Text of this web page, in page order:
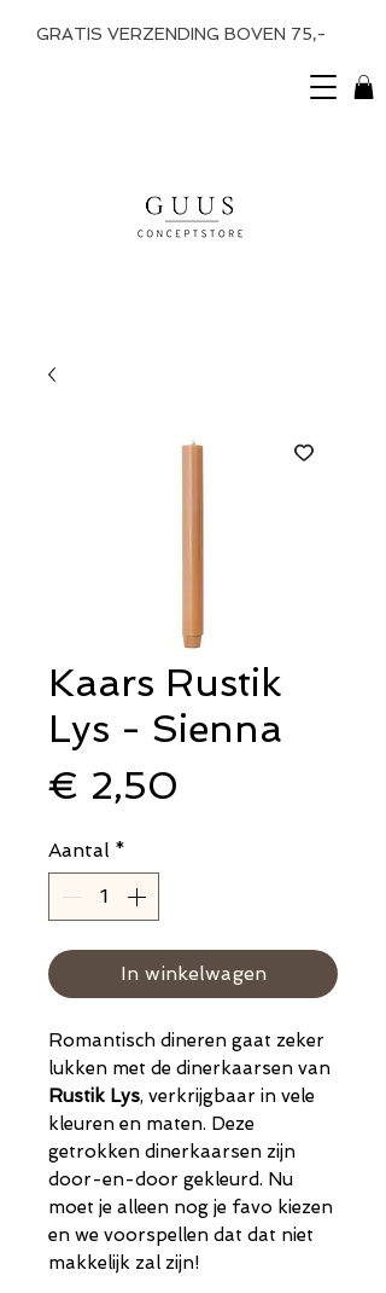
GRATIS VERZENDING BOVEN 75,-
Kaars Rustik
Lys - Sienna
€ 2,50
Aantal *
In winkelwagen
Romantisch dineren gaat zeker
lukken met de dinerkaarsen van
Rustik Lys, verkrijgbaar in vele
kleuren en maten. Deze
getrokken dinerkaarsen zijn
door-en-door gekleurd. Nu
moet je alleen nog je favo kiezen
en we voorspellen dat dat niet
makkelijk zal zijn!